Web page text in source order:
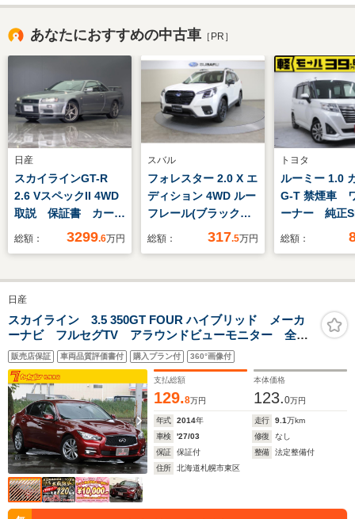
あなたにおすすめの中古車 ［PR］
日産
スカイラインGT-R
2.6 VスペックII 4WD
取説 保証書 カーボ
ンボンネット スエー
ューザ フロントディ
フューザ 革巻きステ
アリング アルミ製リ
アスポイラ 純正18
インチAW 専用ハー
ドチューニングサス
総額： 3299.6万円
スバル
フォレスター 2.0 X エ
ディション 4WD ルー
フレール(ブラック塗
装)/運転席&助手席8ウ
シートポジションメモ
グヒーター/シートヒ
ーター(後席左右)/LED
ハイ&ロービームラン
プ
総額： 317.5万円
トヨタ
ルーミー 1.0
G-T 禁煙車
ーナー 純正
ビ フルセ
スライドドア
イト AUTO
クルーズコン
ーキ アルミホ
ル ETC
総額：
日産
スカイライン 3.5 350GT FOUR ハイブリッド メーカ
ーナビ フルセグTV アラウンドビューモニター 全方
位運転支援システム 黒本革シート ETC レーダーク
ルコン ハイビームアシスト シートヒーター メモリ
ー付パワーシート LEDヘッドライト
販売店保証 車両品質評価書付 購入プラン付 360°画像付
支払総額
129.8万円
本体価格
123.0万円
年式 2014年 走行 9.1万km
車検
'27/03 修復
なし
保証
保証付 整備
法定整備付
住所
北海道札幌市東区